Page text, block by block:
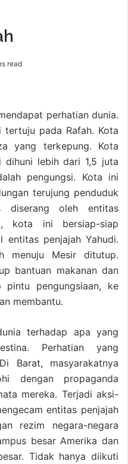
read
perhatian dunia.
pada Rafah. Kota
yang terkepung. Kota
dihuni lebih dari 1,5 juta
pengungsi. Kota ini
terujung penduduk
diserang oleh entitas
kota ini bersiap-siap
entitas penjajah Yahudi.
menuju Mesir ditutup.
bantuan makanan dan
pintu pengungsiaan, ke
membantu.
terhadap apa yang
Perhatian yang
Barat, masyarakatnya
dengan propaganda
mereka. Terjadi aksi-
entitas penjajah
rezim negara-negara
besar Amerika dan
Tidak hanya diikuti